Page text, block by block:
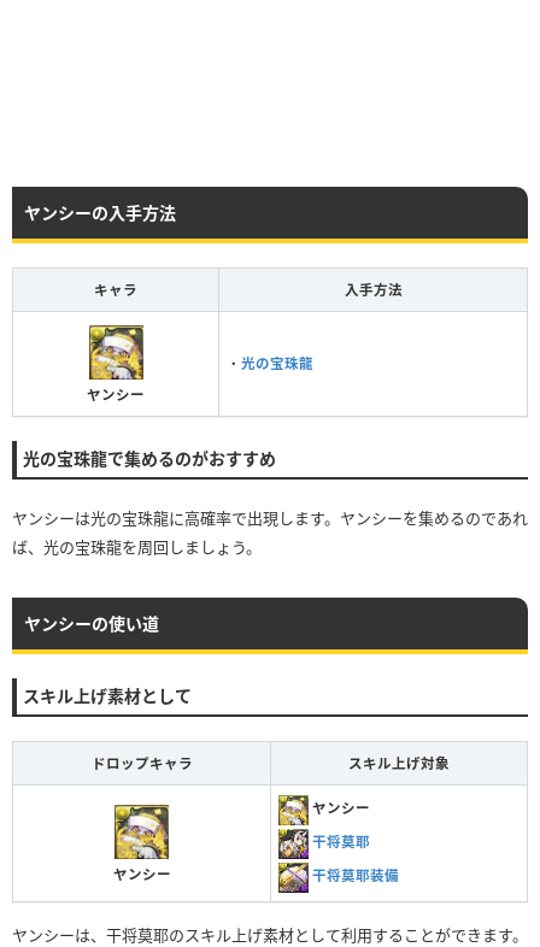
ヤンシーの入手方法
キャラ 入手方法
ヤンシー
・ 光の宝珠龍
光の宝珠龍で集めるのがおすすめ
ヤンシーは光の宝珠龍に高確率で出現します。ヤンシーを集めるのであれ
ば、光の宝珠龍を周回しましょう。
ヤンシーの使い道
スキル上げ素材として
ドロップキャラ スキル上げ対象
ヤンシー
ヤンシー
干将莫耶
干将莫耶装備
ヤンシーは、干将莫耶のスキル上げ素材として利用することができます。